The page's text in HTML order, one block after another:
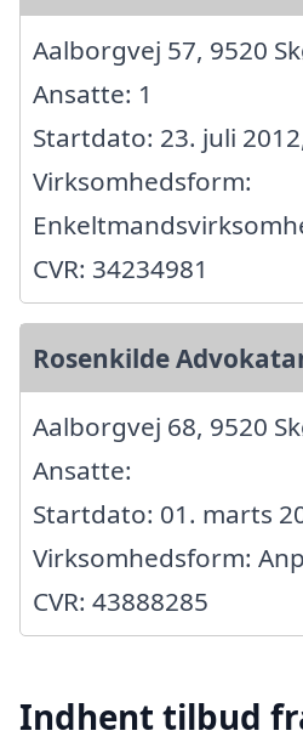
Aalborgvej 57, 9520
Ansatte: 1
Startdato: 23. juli
Virksomhedsform:
CVR: 34234981
Rosenkilde
Aalborgvej 68, 9520
Ansatte:
Startdato: 01. marts
Virksomhedsform:
CVR: 43888285
Indhent tilbud